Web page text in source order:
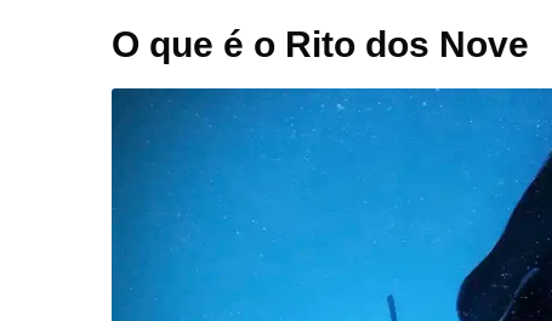
O que é o Rito dos Nove